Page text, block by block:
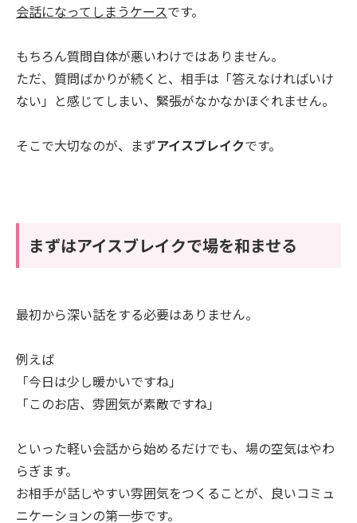
会話になってしまうケースです。
もちろん質問自体が悪いわけではありません。
ただ、質問ばかりが続くと、相手は「答えなければいけ
ない」と感じてしまい、緊張がなかなかほぐれません。
そこで大切なのが、まずアイスブレイクです。
まずはアイスブレイクで場を和ませる
最初から深い話をする必要はありません。
例えば
「今日は少し暖かいですね」
「このお店、雰囲気が素敵ですね」
といった軽い会話から始めるだけでも、場の空気はやわ
らぎます。
お相手が話しやすい雰囲気をつくることが、良いコミュ
ニケーションの第一歩です。